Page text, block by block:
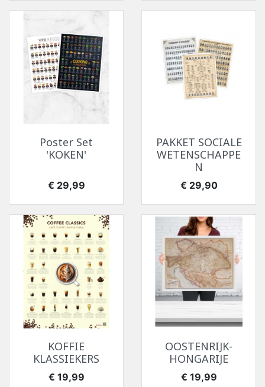
Poster Set
'KOKEN'
Prijs
€ 29,99
PAKKET SOCIALE
WETENSCHAPPE
N
Prijs
€ 29,90
KOFFIE
KLASSIEKERS
Prijs
€ 19,99
OOSTENRIJK-
HONGARIJE
Prijs
€ 19,99